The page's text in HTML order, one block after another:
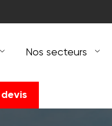
Nos secteurs